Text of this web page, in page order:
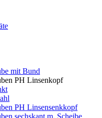
mit Bund
PH Linsenkopf
PH Linsensenkkopf
sechskant m. Scheibe